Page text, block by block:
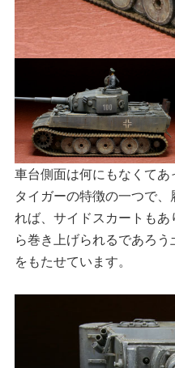
車台側面は何にもなくて
タイガーの特徴の一つで
れば、サイドスカートも
ら巻き上げられるであろ
をもたせています。